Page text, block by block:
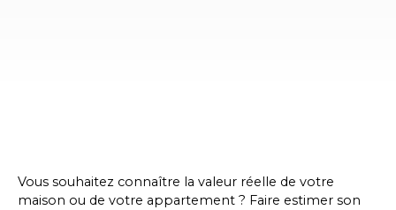
Vous souhaitez connaître la valeur réelle de votre
maison ou de votre appartement ? Faire estimer son